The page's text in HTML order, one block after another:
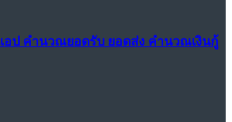
แอป คำนวณยอดรับ ยอดส่ง คำนวณเงินกู้